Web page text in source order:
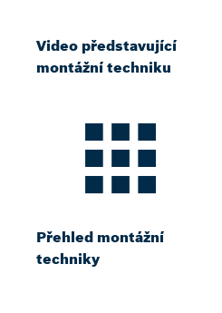
Video představující
montážní techniku
Přehled montážní
techniky